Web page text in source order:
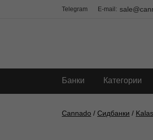
Telegram E-mail:
Банки Категории
Cannado / Сидбанки /